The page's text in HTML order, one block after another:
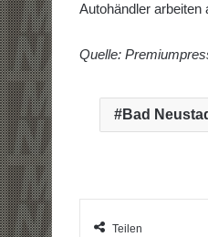
Autohändler
Quelle:
Bad
Teilen